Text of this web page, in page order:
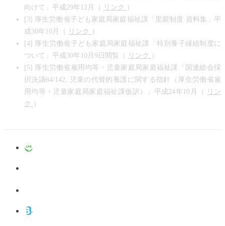
向けて」平成29年12月（
リンク
）
[3] 厚生労働省子ども家庭局家庭福祉課「里親制度 資料集」平
成30年10月（
リンク
）
[4] 厚生労働省子ども家庭局家庭福祉課「特別養子縁組制度に
ついて」平成30年10月9日閲覧（
リンク
）
[5] 厚生労働省雇用均等・児童家庭局家庭福祉課「国連総会採
択決議64/142. 児童の代替的養護に関する指針（厚生労働省雇
用均等・児童家庭局家庭福祉課仮訳）」平成24年10月（
リン
ク
）